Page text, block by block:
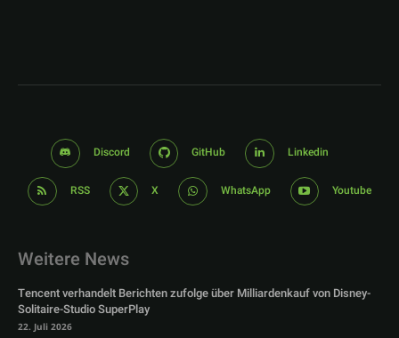
Discord GitHub Linkedin
RSS X WhatsApp Youtube
Weitere News
Tencent verhandelt Berichten zufolge über Milliardenkauf von Disney-
Solitaire-Studio SuperPlay
22. Juli 2026